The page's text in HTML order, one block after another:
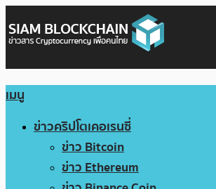
เมนู
ข่าวคริปโตเคอเรนซี่
ข่าว Bitcoin
ข่าว Ethereum